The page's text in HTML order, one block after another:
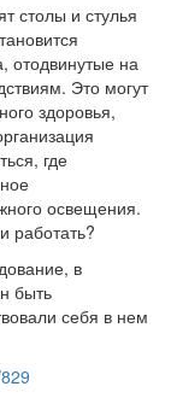
столы и стулья
отодвинутые на
Это могут
здоровья,
где
освещения.
работать?
в
быть
себя в нем